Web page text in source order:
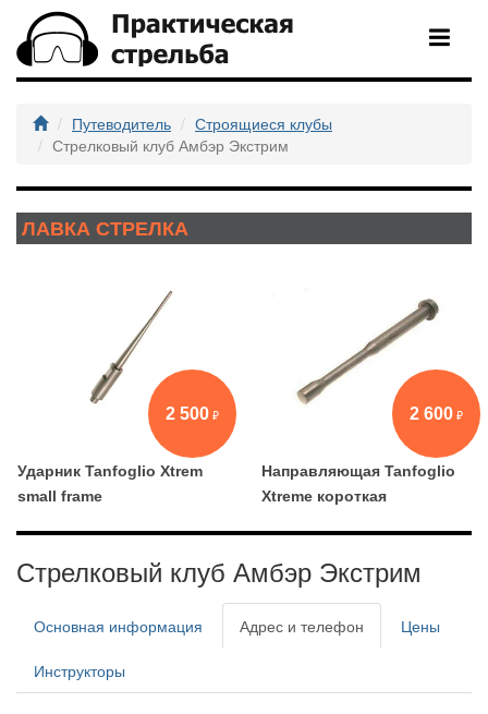
Путеводитель
Строящиеся клубы
Стрелковый клуб Амбэр Экстрим
ЛАВКА СТРЕЛКА
2 500
Ударник Tanfoglio Xtrem
small frame
2 600
Направляющая Tanfoglio
Xtreme короткая
Стрелковый клуб Амбэр Экстрим
Основная информация Адрес и телефон Цены
Инструкторы